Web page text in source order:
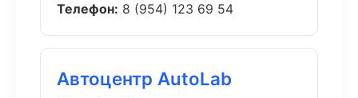
Телефон: 8 (954) 123 69 54
Автоцентр AutoLab